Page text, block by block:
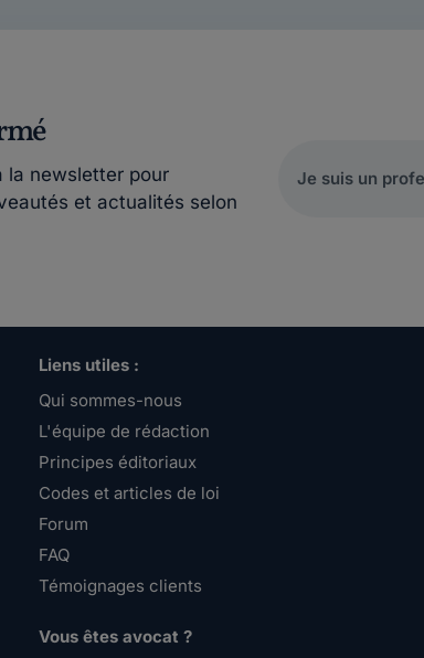
la newsletter pour
et actualités selon
Liens utiles :
Qui sommes-nous
L'équipe de rédaction
Principes éditoriaux
Codes et articles de loi
Forum
FAQ
Témoignages clients
Vous êtes avocat ?